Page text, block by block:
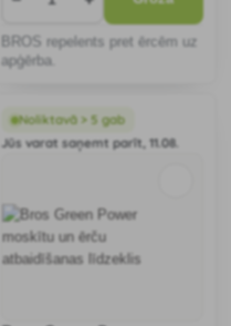
BROS repelents pret ērcēm uz
apģērba.
Noliktavā > 5 gab
Jūs varat saņemt parīt, 11.08.